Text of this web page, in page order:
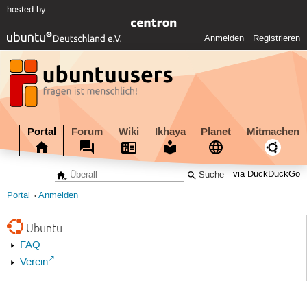
hosted by
Anmelden Registrieren
Portal Forum Wiki Ikhaya Planet Mitmachen
via DuckDuckGo
Portal Anmelden
Ubuntu
FAQ
Verein